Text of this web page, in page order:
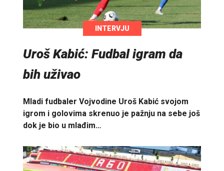
INTERVJU
Uroš Kabić: Fudbal igram da
bih uživao
Mladi fudbaler Vojvodine Uroš Kabić svojom
igrom i golovima skrenuo je pažnju na sebe još
dok je bio u mlađim…